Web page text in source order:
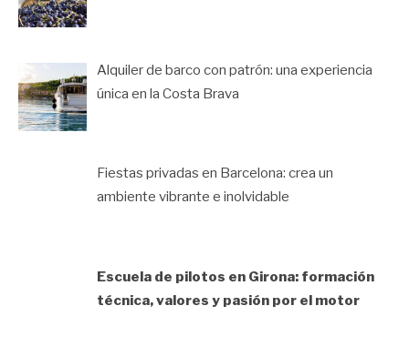
Alquiler de barco con patrón: una experiencia
única en la Costa Brava
Fiestas privadas en Barcelona: crea un
ambiente vibrante e inolvidable
Escuela de pilotos en Girona: formación
técnica, valores y pasión por el motor